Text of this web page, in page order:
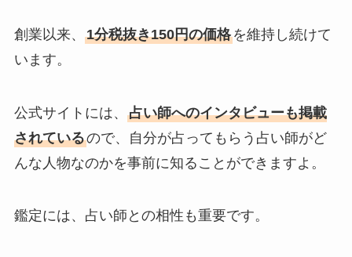
創業以来、 1分税抜き150円の価格を維持し続けて
います。
公式サイトには、 占い師へのインタビューも掲載
されているので、自分が占ってもらう占い師がど
んな人物なのかを事前に知ることができますよ。
鑑定には、占い師との相性も重要です。